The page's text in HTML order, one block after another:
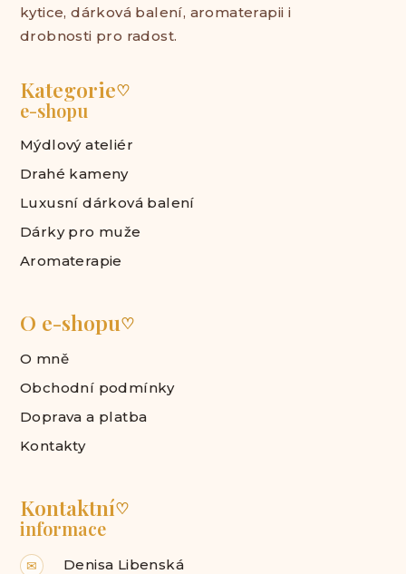
kytice, dárková balení, aromaterapii i
drobnosti pro radost.
Kategorie♡
e-shopu
Mýdlový ateliér
Drahé kameny
Luxusní dárková balení
Dárky pro muže
Aromaterapie
O e-shopu♡
O mně
Obchodní podmínky
Doprava a platba
Kontakty
Kontaktní♡
informace
✉ Denisa Libenská